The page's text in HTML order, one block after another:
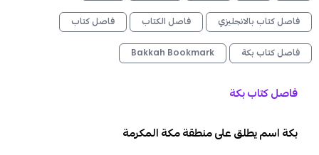
فاصل كتاب بالانجليزي
فاصل الكتاب
فاصل كتاب
فاصل كتاب بكة
Bakkah Bookmark
فاصل كتاب بكة
بكة اسم يطلق على منطقة مكة المكرمة